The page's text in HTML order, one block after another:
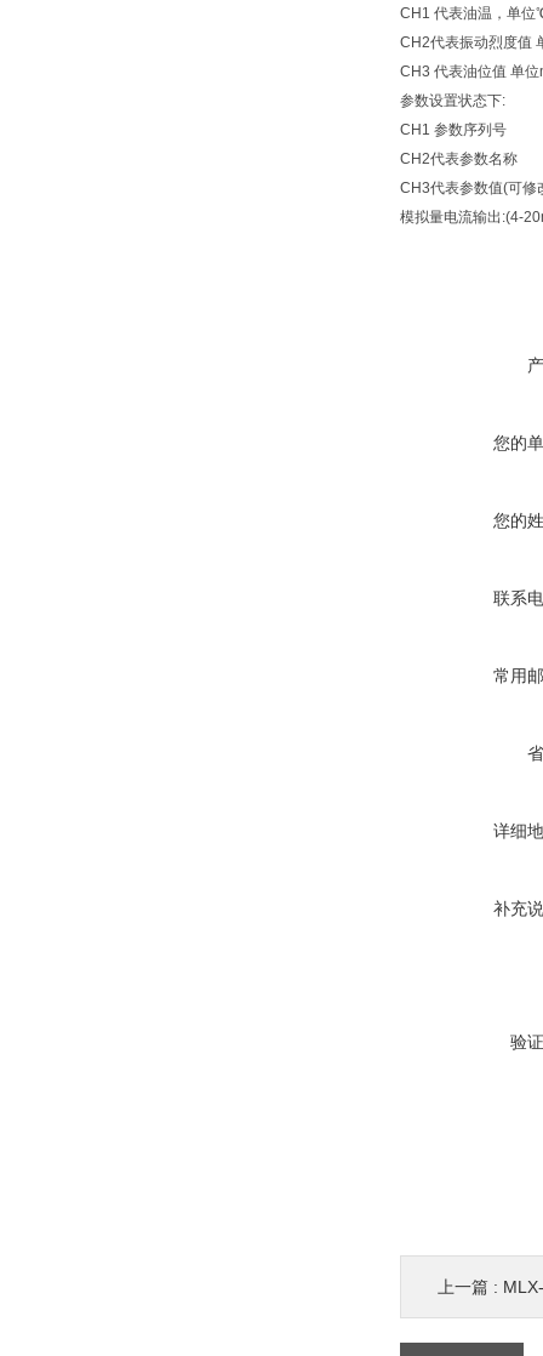
CH1 代表油温，单
CH2代表振动烈度值
CH3 代表油位值 单位
参数设置状态下:
CH1 参数序列号
CH2代表参数名称
CH3代表参数值(可修
模拟量电流输出:(4-
您的
您的
联系
常用
详细
补充
验
上一篇 :